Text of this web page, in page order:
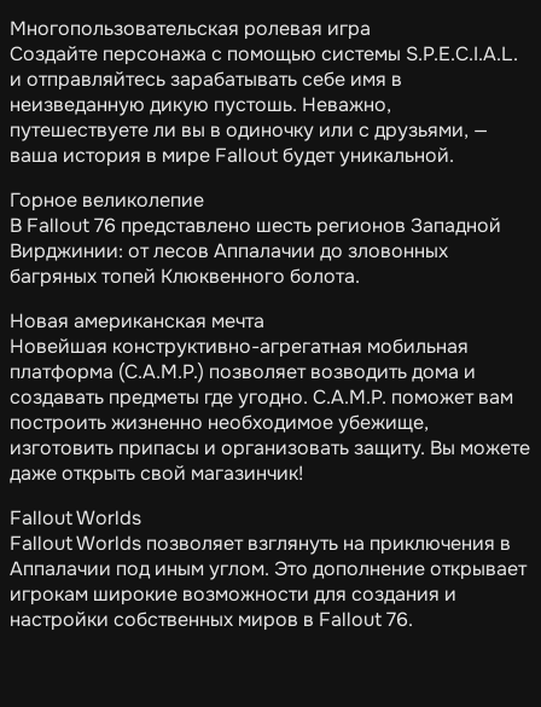
Многопользовательская ролевая игра
Создайте персонажа с помощью системы S.P.E.C.I.A.L.
и отправляйтесь зарабатывать себе имя в
неизведанную дикую пустошь. Неважно,
путешествуете ли вы в одиночку или с друзьями, —
ваша история в мире Fallout будет уникальной.
Горное великолепие
В Fallout 76 представлено шесть регионов Западной
Вирджинии: от лесов Аппалачии до зловонных
багряных топей Клюквенного болота.
Новая американская мечта
Новейшая конструктивно-агрегатная мобильная
платформа (C.A.M.P.) позволяет возводить дома и
создавать предметы где угодно. C.A.M.P. поможет вам
построить жизненно необходимое убежище,
изготовить припасы и организовать защиту. Вы можете
даже открыть свой магазинчик!
Fallout Worlds
Fallout Worlds позволяет взглянуть на приключения в
Аппалачии под иным углом. Это дополнение открывает
игрокам широкие возможности для создания и
настройки собственных миров в Fallout 76.